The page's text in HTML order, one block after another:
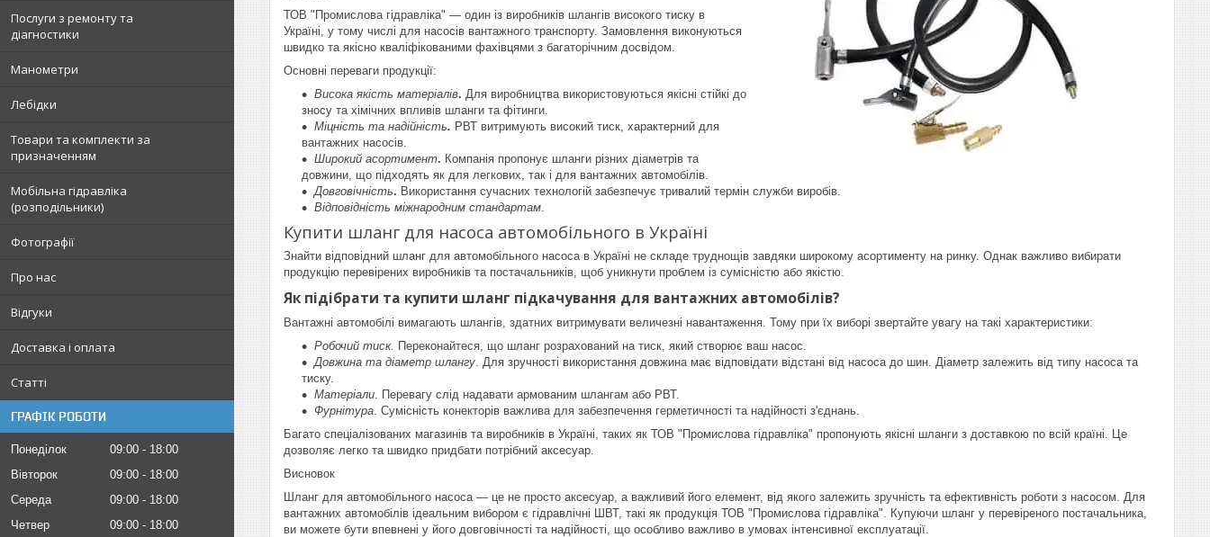
Послуги з ремонту та
діагностики
Манометри
Лебідки
Товари та комплекти за
призначенням
Мобільна гідравліка
(розподільники)
Фотографії
Про нас
Відгуки
Доставка і оплата
Статті
ГРАФІК РОБОТИ
Понеділок 09:00
18:00
Вівторок
09:00
18:00
Середа
09:00
18:00
Четвер
09:00
18:00
ТОВ "Промислова гідравліка" — один із виробників шлангів високого тиску в
Україні, у тому числі для насосів вантажного транспорту. Замовлення виконуються
швидко та якісно кваліфікованими фахівцями з багаторічним досвідом.
Основні переваги продукції:
Висока якість матеріалів. Для виробництва використовуються якісні стійкі до
зносу та хімічних впливів шланги та фітинги.
Міцність та надійність. РВТ витримують високий тиск, характерний для
вантажних насосів.
Широкий асортимент. Компанія пропонує шланги різних діаметрів та
довжини, що підходять як для легкових, так і для вантажних автомобілів.
Довговічність. Використання сучасних технологій забезпечує тривалий термін служби виробів.
Відповідність міжнародним стандартам.
Купити шланг для насоса автомобільного в Україні
Знайти відповідний шланг для автомобільного насоса в Україні не складе труднощів завдяки широкому асортименту на ринку. Однак важливо вибирати
продукцію перевірених виробників та постачальників, щоб уникнути проблем із сумісністю або якістю.
Як підібрати та купити шланг підкачування для вантажних автомобілів?
Вантажні автомобілі вимагають шлангів, здатних витримувати величезні навантаження. Тому при їх виборі звертайте увагу на такі характеристики:
Робочий тиск. Переконайтеся, що шланг розрахований на тиск, який створює ваш насос.
Довжина та діаметр шлангу. Для зручності використання довжина має відповідати відстані від насоса до шин. Діаметр залежить від типу насоса та
тиску.
Матеріали. Перевагу слід надавати армованим шлангам або РВТ.
Фурнітура. Сумісність конекторів важлива для забезпечення герметичності та надійності з'єднань.
Багато спеціалізованих магазинів та виробників в Україні, таких як ТОВ "Промислова гідравліка" пропонують якісні шланги з доставкою по всій країні. Це
дозволяє легко та швидко придбати потрібний аксесуар.
Висновок
Шланг для автомобільного насоса — це не просто аксесуар, а важливий його елемент, від якого залежить зручність та ефективність роботи з насосом. Для
вантажних автомобілів ідеальним вибором є гідравлічні ШВТ, такі як продукція ТОВ "Промислова гідравліка". Купуючи шланг у перевіреного постачальника,
ви можете бути впевнені у його довговічності та надійності, що особливо важливо в умовах інтенсивної експлуатації.